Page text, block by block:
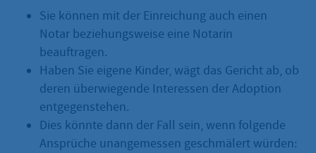
Sie können mit der Einreichung auch einen
Notar beziehungsweise eine Notarin
beauftragen.
Haben Sie eigene Kinder, wägt das Gericht ab, ob
deren überwiegende Interessen der Adoption
entgegenstehen.
Dies könnte dann der Fall sein, wenn folgende
Ansprüche unangemessen geschmälert würden: